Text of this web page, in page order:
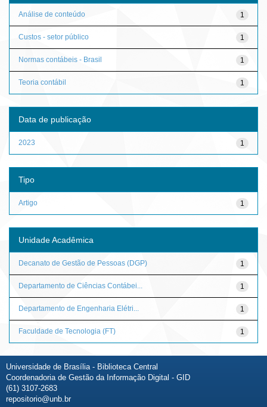
1
Análise de conteúdo
1
Custos - setor público
1
Normas contábeis - Brasil
1
Teoria contábil
Data de publicação
1
2023
Tipo
1
Artigo
Unidade Acadêmica
1
Decanato de Gestão de Pessoas (DGP)
1
Departamento de Ciências Contábei...
1
Departamento de Engenharia Elétri...
1
Faculdade de Tecnologia (FT)
Universidade de Brasília - Biblioteca Central
Coordenadoria de Gestão da Informação Digital - GID
(61) 3107-2683
repositorio@unb.br